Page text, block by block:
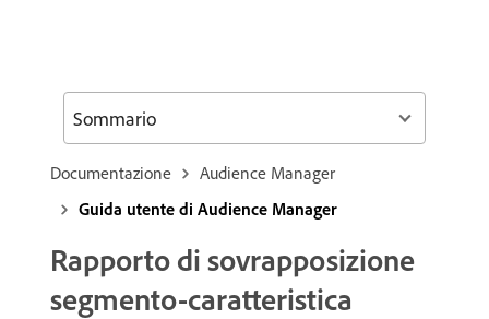
Documentazione
Audience Manager
Guida utente di Audience Manager
Rapporto di sovrapposizione
segmento-caratteristica
Sommario